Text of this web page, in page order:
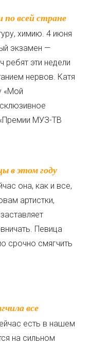
химию. 4 июня
экзамен —
ребят эти недели
нервов. Катя
«Мой
МУЗ-ТВ
она, как и все,
артистки,
Певица
срочно смягчить
есть в нашем
на сильном